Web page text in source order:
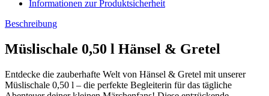
Informationen zur Produktsicherheit
Beschreibung
Müslischale 0,50 l Hänsel & Gretel
Entdecke die zauberhafte Welt von Hänsel & Gretel mit unserer
Müslischale 0,50 l – die perfekte Begleiterin für das tägliche